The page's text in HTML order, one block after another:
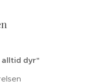
alltid dyr"